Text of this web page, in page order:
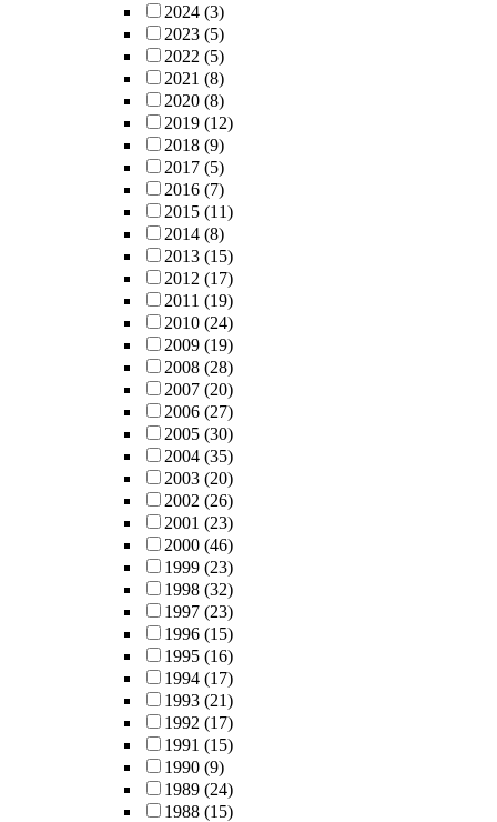
2024 (3)
2023 (5)
2022 (5)
2021 (8)
2020 (8)
2019 (12)
2018 (9)
2017 (5)
2016 (7)
2015 (11)
2014 (8)
2013 (15)
2012 (17)
2011 (19)
2010 (24)
2009 (19)
2008 (28)
2007 (20)
2006 (27)
2005 (30)
2004 (35)
2003 (20)
2002 (26)
2001 (23)
2000 (46)
1999 (23)
1998 (32)
1997 (23)
1996 (15)
1995 (16)
1994 (17)
1993 (21)
1992 (17)
1991 (15)
1990 (9)
1989 (24)
1988 (15)